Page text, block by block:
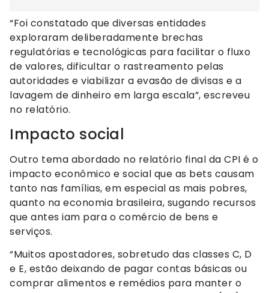
“Foi constatado que diversas entidades
exploraram deliberadamente brechas
regulatórias e tecnológicas para facilitar o fluxo
de valores, dificultar o rastreamento pelas
autoridades e viabilizar a evasão de divisas e a
lavagem de dinheiro em larga escala”, escreveu
no relatório.
Impacto social
Outro tema abordado no relatório final da CPI é o
impacto econômico e social que as bets causam
tanto nas famílias, em especial as mais pobres,
quanto na economia brasileira, sugando recursos
que antes iam para o comércio de bens e
serviços.
“Muitos apostadores, sobretudo das classes C, D
e E, estão deixando de pagar contas básicas ou
comprar alimentos e remédios para manter o